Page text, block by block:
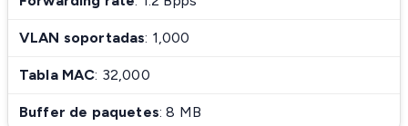
VLAN soportadas: 1,000
Tabla MAC: 32,000
Buffer de paquetes: 8 MB